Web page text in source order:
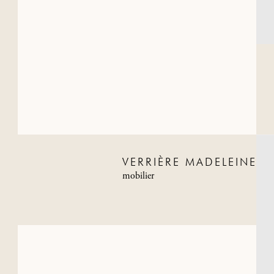
VERRIÈRE MADELEINE
mobilier